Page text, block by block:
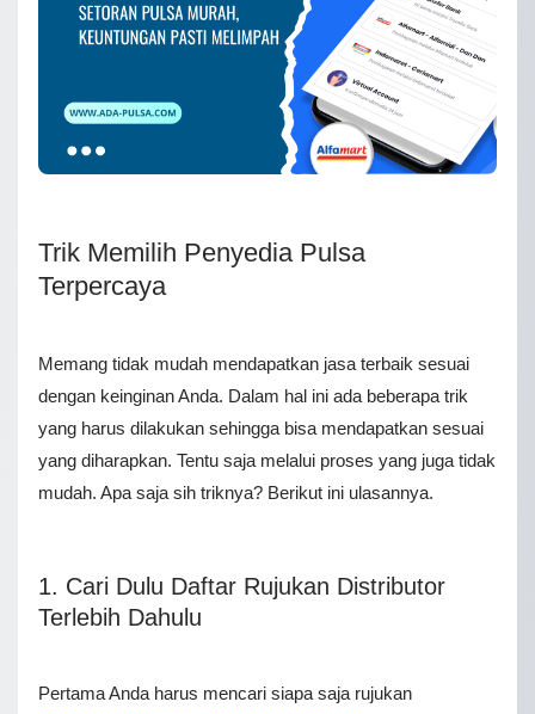
Trik Memilih Penyedia Pulsa
Terpercaya
Memang tidak mudah mendapatkan jasa terbaik sesuai
dengan keinginan Anda. Dalam hal ini ada beberapa trik
yang harus dilakukan sehingga bisa mendapatkan sesuai
yang diharapkan. Tentu saja melalui proses yang juga tidak
mudah. Apa saja sih triknya? Berikut ini ulasannya.
1. Cari Dulu Daftar Rujukan Distributor
Terlebih Dahulu
Pertama Anda harus mencari siapa saja rujukan